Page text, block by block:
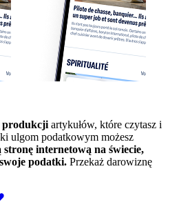
produkcji artykułów, które czytasz i
ulgom podatkowym możesz
internetową na świecie,
podatki. Przekaż darowiznę